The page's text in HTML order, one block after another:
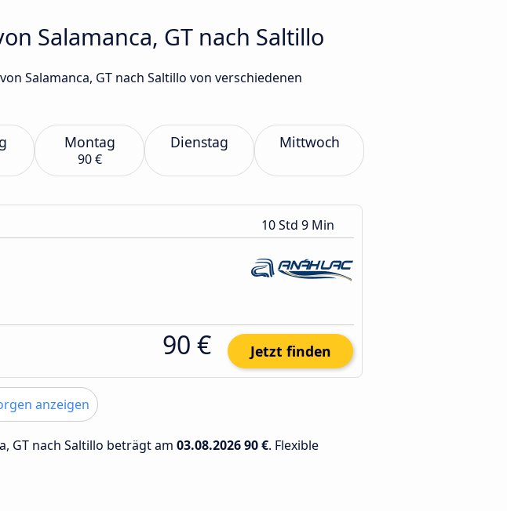
Salamanca, GT nach Saltillo
Salamanca, GT nach Saltillo von verschiedenen
Montag
90 €
Dienstag Mittwoch
10 Std 9 Min
90 € Jetzt finden
anzeigen
GT nach Saltillo beträgt am 03.08.202690 €. Flexible